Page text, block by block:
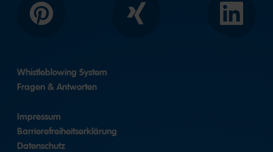
Pinterest Xing LinkedIn
Whistleblowing System
Fragen & Antworten
Impressum
Barrierefreiheitserklärung
Datenschutz